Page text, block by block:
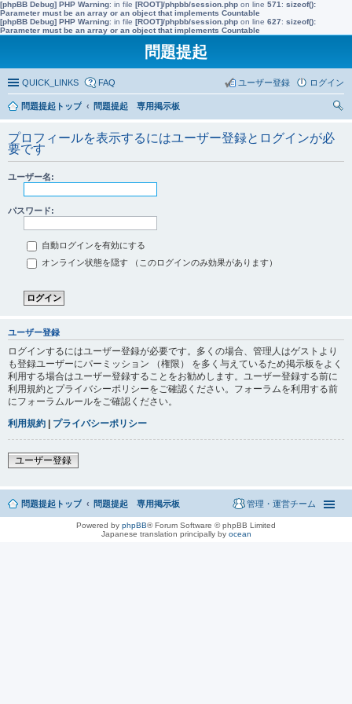
[phpBB Debug] PHP Warning: in file [ROOT]/phpbb/session.php on line 571 : sizeof():
Parameter must be an array or an object that implements Countable
[phpBB Debug] PHP Warning: in file [ROOT]/phpbb/session.php on line 627: sizeof():
Parameter must be an array or an object that implements Countable
問題提起
QUICK_LINKS FAQ ログイン
ユーザー登録
問題提起トップ
問題提起 専用掲示板
プロフィールを表示するにはユーザー登録とログインが必
要です
ユーザー名:
パスワード:
自動ログインを有効にする
オンライン状態を隠す （このログインのみ効果があります）
ユーザー登録
ログインするにはユーザー登録が必要です。多くの場合、管理人はゲストより
も登録ユーザーにパーミッション （権限） を多く与えているため掲示板をよく
利用する場合はユーザー登録することをお勧めします。ユーザー登録する前に
利用規約とプライバシーポリシーをご確認ください。フォーラムを利用する前
にフォーラムルールをご確認ください。
利用規約 | プライバシーポリシー
ユーザー登録
問題提起トップ 問題提起 専用掲示板 管理・運営チーム
Powered by phpBB® Forum Software © phpBB Limited
Japanese translation principally by ocean